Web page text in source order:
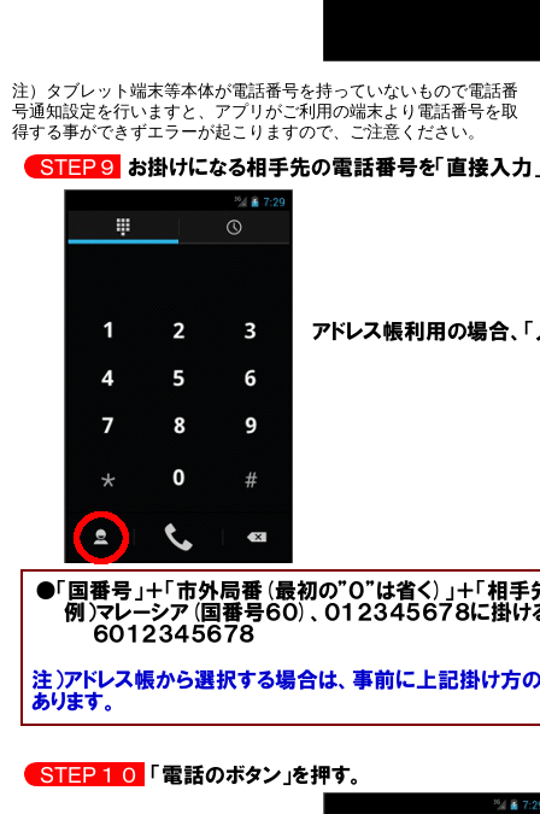
注）タブレット端末等本体が電話番号を持っていないもので電話番
号通知設定を行いますと、アプリがご利用の端末より電話番号を取
得する事ができずエラーが起こりますので、ご注意ください。